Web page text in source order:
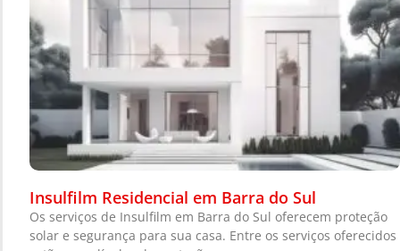
Insulfilm Residencial em Barra do Sul
Os serviços de Insulfilm em Barra do Sul oferecem proteção
solar e segurança para sua casa. Entre os serviços oferecidos